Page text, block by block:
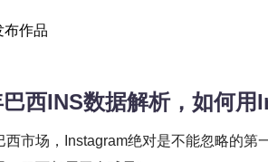
布作品
西市场，Instagram绝对是不能忽略的第